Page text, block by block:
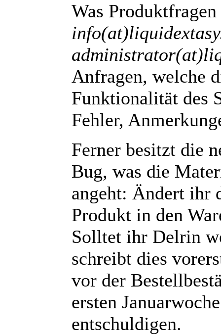
Was
Anfragen, welche
Funktionalität des
Fehler,
Ferner besitzt die
Bug, was die
angeht: Ändert ihr
Produkt in den
Solltet ihr Delrin
schreibt dies
vor der
ersten
entschuldigen.